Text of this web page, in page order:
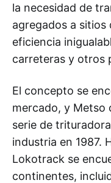
la necesidad de
agregados a
eficiencia
carreteras y otros
El concepto se
mercado, y Metso
serie de
industria en 1987.
Lokotrack se
continentes,